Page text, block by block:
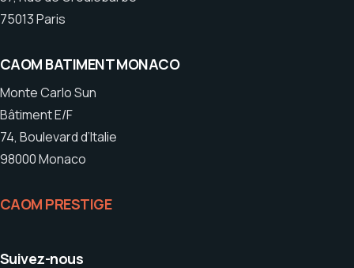
75013 Paris
CAOM BATIMENT MONACO
Monte Carlo Sun
Bâtiment E/F
74, Boulevard d’Italie
98000 Monaco
CAOM PRESTIGE
Suivez-nous